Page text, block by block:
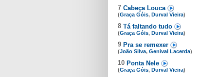
7 Cabeça Louca
(Graça Góis, Durval Vieira)
8 Tá faltando tudo
(Graça Góis, Durval Vieira)
9 Pra se remexer
(João Silva, Genival Lacerda)
10 Ponta Nele
(Graça Góis, Durval Vieira)